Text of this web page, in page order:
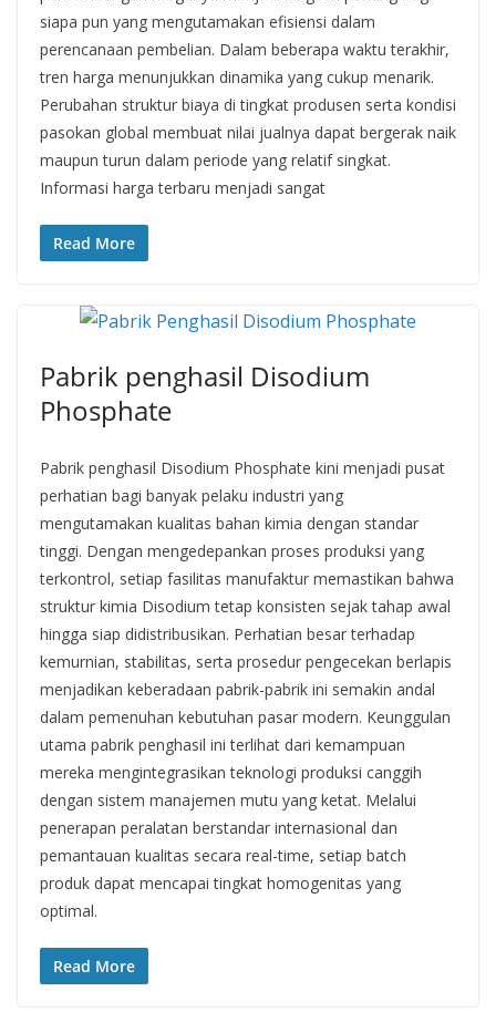
siapa pun yang mengutamakan efisiensi dalam
perencanaan pembelian. Dalam beberapa waktu terakhir,
tren harga menunjukkan dinamika yang cukup menarik.
Perubahan struktur biaya di tingkat produsen serta kondisi
pasokan global membuat nilai jualnya dapat bergerak naik
maupun turun dalam periode yang relatif singkat.
Informasi harga terbaru menjadi sangat
Read More
Pabrik penghasil Disodium
Phosphate
Pabrik penghasil Disodium Phosphate kini menjadi pusat
perhatian bagi banyak pelaku industri yang
mengutamakan kualitas bahan kimia dengan standar
tinggi. Dengan mengedepankan proses produksi yang
terkontrol, setiap fasilitas manufaktur memastikan bahwa
struktur kimia Disodium tetap konsisten sejak tahap awal
hingga siap didistribusikan. Perhatian besar terhadap
kemurnian, stabilitas, serta prosedur pengecekan berlapis
menjadikan keberadaan pabrik-pabrik ini semakin andal
dalam pemenuhan kebutuhan pasar modern. Keunggulan
utama pabrik penghasil ini terlihat dari kemampuan
mereka mengintegrasikan teknologi produksi canggih
dengan sistem manajemen mutu yang ketat. Melalui
penerapan peralatan berstandar internasional dan
pemantauan kualitas secara real-time, setiap batch
produk dapat mencapai tingkat homogenitas yang
optimal.
Read More